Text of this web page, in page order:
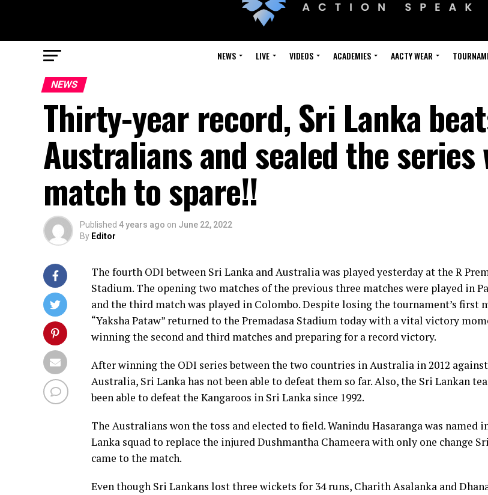
NEWS LIVE VIDEOS ACADEMIES AACTY WEAR
NEWS
Thirty-year record, Sri Lanka
Australians and sealed the series
match to spare!!
Published 4 years ago on June 22, 2022
By Editor
The fourth ODI between Sri Lanka and Australia was played yesterday at the R
Stadium. The opening two matches of the previous three matches were played in
and the third match was played in Colombo. Despite losing the tournament’s first
“Yaksha Pataw” returned to the Premadasa Stadium today with a vital victory
winning the second and third matches and preparing for a record victory.
After winning the ODI series between the two countries in Australia in 2012 against
Australia, Sri Lanka has not been able to defeat them so far. Also, the Sri Lankan
been able to defeat the Kangaroos in Sri Lanka since 1992.
The Australians won the toss and elected to field. Wanindu Hasaranga was named
Lanka squad to replace the injured Dushmantha Chameera with only one change
came to the match.
Even though Sri Lankans lost three wickets for 34 runs, Charith Asalanka and